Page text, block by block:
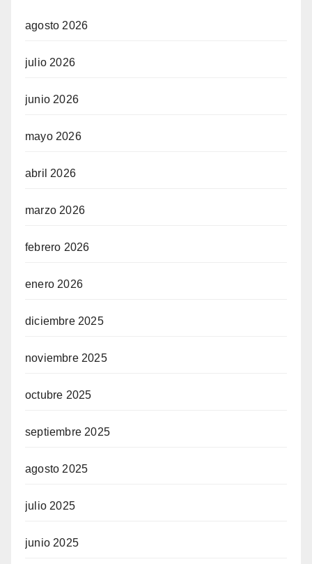
agosto 2026
julio 2026
junio 2026
mayo 2026
abril 2026
marzo 2026
febrero 2026
enero 2026
diciembre 2025
noviembre 2025
octubre 2025
septiembre 2025
agosto 2025
julio 2025
junio 2025